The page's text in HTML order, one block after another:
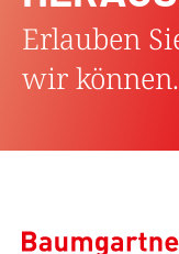
Erlauben
wir können.